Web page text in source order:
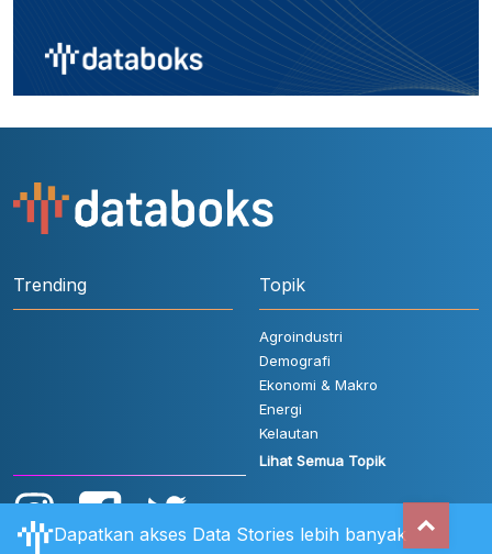
Trending Topik
Agroindustri
Demografi
Ekonomi & Makro
Energi
Kelautan
Lihat Semua Topik
Dapatkan akses Data Stories lebih banyak